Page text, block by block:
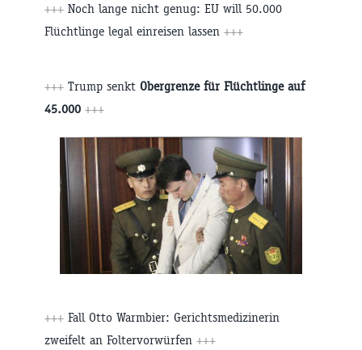
+++ Noch lange nicht genug: EU will 50.000
Flüchtlinge legal einreisen lassen +++
+++ Trump senkt Obergrenze für Flüchtlinge auf
45.000 +++
+++ Fall Otto Warmbier: Gerichtsmedizinerin
zweifelt an Foltervorwürfen +++